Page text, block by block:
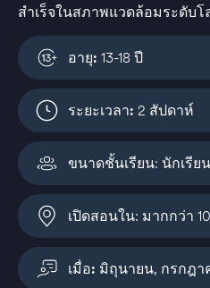
สำเร็จในสภาพแวดล้อมระดับ
อายุ:13-18 ปี
ระยะเวลา: 2 สัปดาห์
ขนาดชั้นเรียน: นักเรีย
เปิดสอนใน: มากกว่า
เมื่อ: มิถุนายน, กรกฎา